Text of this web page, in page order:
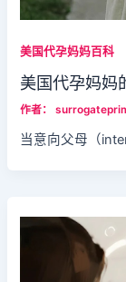
美国代孕妈妈百科
美国代孕妈妈
作者：
当意向父母（